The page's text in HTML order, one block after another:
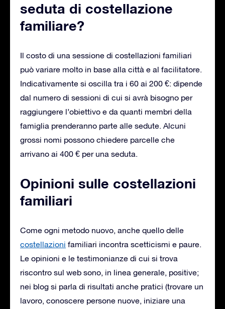
seduta di costellazione
familiare?
Il costo di una sessione di costellazioni familiari
può variare molto in base alla città e al facilitatore.
Indicativamente si oscilla tra i 60 ai 200 €: dipende
dal numero di sessioni di cui si avrà bisogno per
raggiungere l’obiettivo e da quanti membri della
famiglia prenderanno parte alle sedute. Alcuni
grossi nomi possono chiedere parcelle che
arrivano ai 400 € per una seduta.
Opinioni sulle costellazioni
familiari
Come ogni metodo nuovo, anche quello delle
costellazioni familiari incontra scetticismi e paure.
Le opinioni e le testimonianze di cui si trova
riscontro sul web sono, in linea generale, positive;
nei blog si parla di risultati anche pratici (trovare un
lavoro, conoscere persone nuove, iniziare una